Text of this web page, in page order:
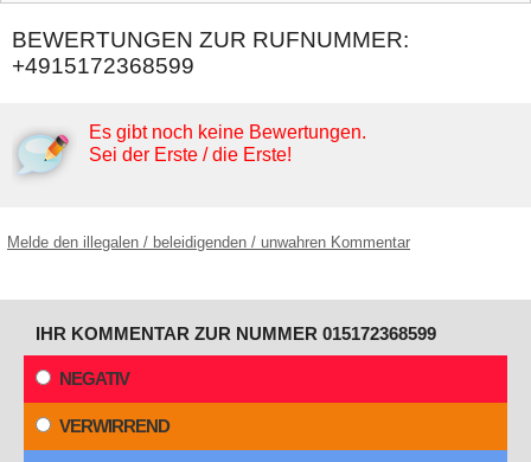
BEWERTUNGEN ZUR RUFNUMMER:
+4915172368599
Es gibt noch keine Bewertungen.
Sei der Erste / die Erste!
Melde den illegalen / beleidigenden / unwahren Kommentar
IHR KOMMENTAR ZUR NUMMER 015172368599
NEGATIV
VERWIRREND